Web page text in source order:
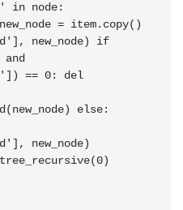
in node:
= item.copy()
new_node) if
== 0: del
else:
new_node)
tree_recursive(0)